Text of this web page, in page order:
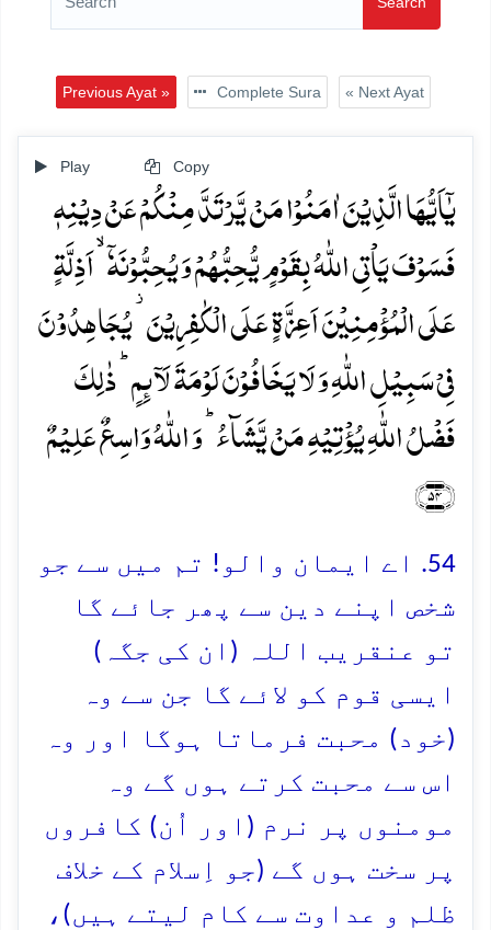
Previous Ayat » Complete Sura « Next Ayat
Play Copy
یٰۤاَیُّہَا الَّذِیۡنَ اٰمَنُوۡا مَنۡ یَّرۡتَدَّ مِنۡکُمۡ عَنۡ دِیۡنِہٖ
فَسَوۡفَ یَاۡتِی اللّٰہُ بِقَوۡمٍ یُّحِبُّہُمۡ وَ یُحِبُّوۡنَہٗۤ ۙ اَذِلَّۃٍ
عَلَی الۡمُؤۡمِنِیۡنَ اَعِزَّۃٍ عَلَی الۡکٰفِرِیۡنَ ۫ یُجَاہِدُوۡنَ
فِیۡ سَبِیۡلِ اللّٰہِ وَ لَا یَخَافُوۡنَ لَوۡمَۃَ لَآئِمٍ ؕ ذٰلِکَ
فَضۡلُ اللّٰہِ یُؤۡتِیۡہِ مَنۡ یَّشَآءُ ؕ وَ اللّٰہُ وَاسِعٌ عَلِیۡمٌ
﴿۵۴﴾
54. اے ایمان والو! تم میں سے جو
شخص اپنے دین سے پھر جائے گا
تو عنقریب اللہ (ان کی جگہ)
ایسی قوم کو لائے گا جن سے وہ
(خود) محبت فرماتا ہوگا اور وہ
اس سے محبت کرتے ہوں گے وہ
مومنوں پر نرم (اور اُن) کافروں
پر سخت ہوں گے (جو اِسلام کے خلاف
ظلم و عداوت سے کام لیتے ہیں)،